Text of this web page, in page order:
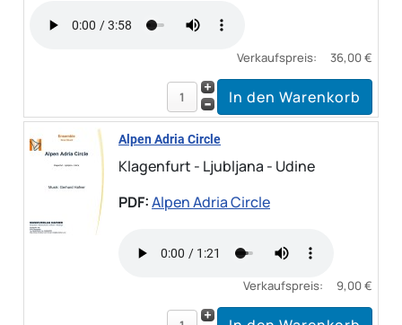
Verkaufspreis: 36,00 €
Alpen Adria Circle
Klagenfurt - Ljubljana - Udine
PDF:Alpen Adria Circle
Verkaufspreis: 9,00 €